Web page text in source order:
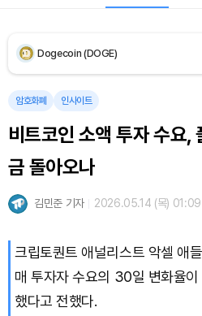
Bitcoin (BTC)
암호화폐 인사이트
비트코인 소액 투자 수요
금 돌아오나
김민준 기자 2026.05.14 (목) 01:09
크립토퀀트 애널리스트 악셀 애
매 투자자 수요의 30일 변화율
했다고 전했다.